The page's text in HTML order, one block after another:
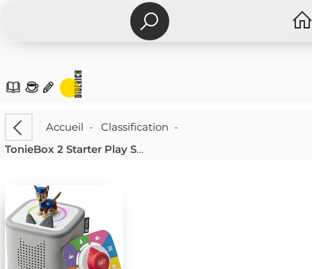
Accueil - Classification -
TonieBox 2 Starter Play Set Mondgrau Pa